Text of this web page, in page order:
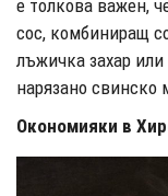
е толкова важен,
сос, комбиниращ
лъжичка захар
нарязано свинско
Окономияки в